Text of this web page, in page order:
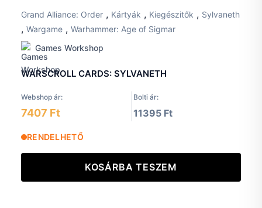
Grand Alliance: Order , Kártyák , Kiegészitők , Sylvaneth
, Wargame , Warhammer: Age of Sigmar
Games Workshop
WARSCROLL CARDS: SYLVANETH
Webshop ár: Bolti ár:
7407 Ft 11395 Ft
RENDELHETŐ
KOSÁRBA TESZEM